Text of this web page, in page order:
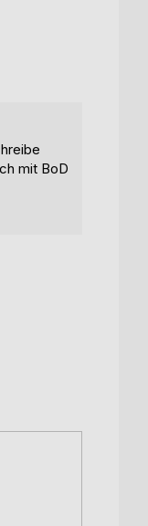
mit BoD